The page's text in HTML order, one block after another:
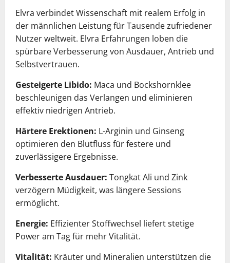
Elvra verbindet Wissenschaft mit realem Erfolg in
der männlichen Leistung für Tausende zufriedener
Nutzer weltweit. Elvra Erfahrungen loben die
spürbare Verbesserung von Ausdauer, Antrieb und
Selbstvertrauen.
Gesteigerte Libido: Maca und Bockshornklee
beschleunigen das Verlangen und eliminieren
effektiv niedrigen Antrieb.
Härtere Erektionen: L-Arginin und Ginseng
optimieren den Blutfluss für festere und
zuverlässigere Ergebnisse.
Verbesserte Ausdauer: Tongkat Ali und Zink
verzögern Müdigkeit, was längere Sessions
ermöglicht.
Energie: Effizienter Stoffwechsel liefert stetige
Power am Tag für mehr Vitalität.
Vitalität: Kräuter und Mineralien unterstützen die